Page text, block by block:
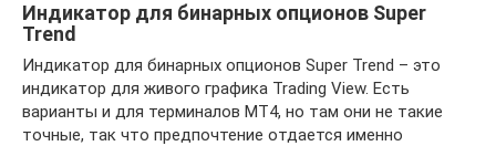
Индикатор для бинарных опционов Super
Trend
Индикатор для бинарных опционов Super Trend – это
индикатор для живого графика Trading View. Есть
варианты и для терминалов MT4, но там они не такие
точные, так что предпочтение отдается именно